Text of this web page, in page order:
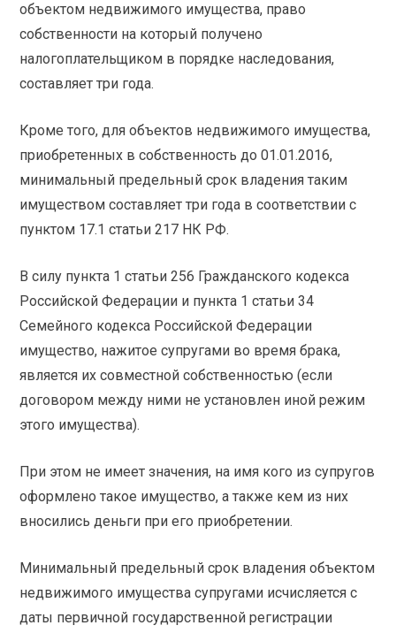
объектом недвижимого имущества, право
собственности на который получено
налогоплательщиком в порядке наследования,
составляет три года.
Кроме того, для объектов недвижимого имущества,
приобретенных в собственность до 01.01.2016,
минимальный предельный срок владения таким
имуществом составляет три года в соответствии с
пунктом 17.1 статьи 217 НК РФ.
В силу пункта 1 статьи 256 Гражданского кодекса
Российской Федерации и пункта 1 статьи 34
Семейного кодекса Российской Федерации
имущество, нажитое супругами во время брака,
является их совместной собственностью (если
договором между ними не установлен иной режим
этого имущества).
При этом не имеет значения, на имя кого из супругов
оформлено такое имущество, а также кем из них
вносились деньги при его приобретении.
Минимальный предельный срок владения объектом
недвижимого имущества супругами исчисляется с
даты первичной государственной регистрации